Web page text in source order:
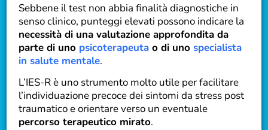
Sebbene il test non abbia finalità diagnostiche in
senso clinico, punteggi elevati possono indicare la
necessità di una valutazione approfondita da
parte di uno psicoterapeuta o di unospecialista
in salute mentale.
L’IES-R è uno strumento molto utile per facilitare
l’individuazione precoce dei sintomi da stress post
traumatico e orientare verso un eventuale
percorso terapeutico mirato.